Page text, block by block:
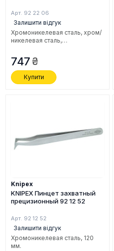
Арт. 92 22 06
Залишити відгук
Хромоникелевая сталь, хром/
никелевая сталь,
120 мм.
747
Купити
Knipex
KNIPEX Пинцет захватный
прецизионный 92 12 52
Арт. 92 12 52
Залишити відгук
Хромоникелевая сталь, 120
мм.